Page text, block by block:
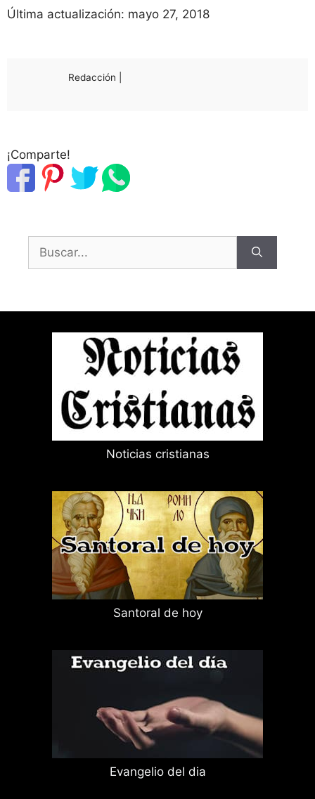
Última actualización: mayo 27, 2018
Redacción |
¡Comparte!
Noticias cristianas
Santoral de hoy
Evangelio del dia